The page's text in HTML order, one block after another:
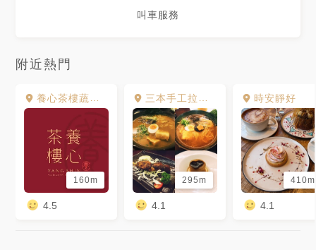
叫車服務
附近熱門
養心茶樓蔬食飲茶
160m
4.5
三本手工拉麵 SanbenRamen 建國南京總店
295m
4.1
時安靜好
410m
4.1